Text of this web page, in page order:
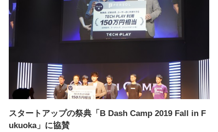
スタートアップの祭典「B Dash Camp 2019 Fall in F
ukuoka」に協賛